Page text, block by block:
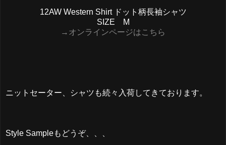
12AW Western Shirt ドット柄長袖シャツ
SIZE M
→オンラインページはこちら
ニットセーター、シャツも続々入荷してきております。
Style Sampleもどうぞ、、、